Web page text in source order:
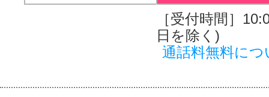
［受付時間］
日を除く)
通話料無料につ